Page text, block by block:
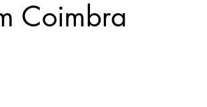
Tempo Slow
Coimbra